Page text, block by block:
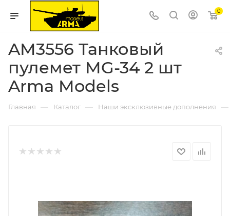
0
AM3556 Танковый
пулемет MG-34 2 шт
Arma Models
Главная — Каталог — Наши эксклюзивные дополнения —